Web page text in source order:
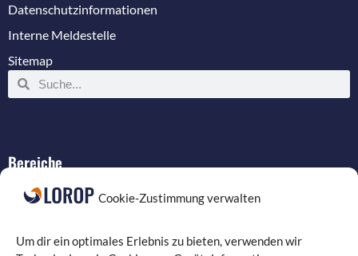
Cookie-Zustimmung verwalten
Um dir ein optimales Erlebnis zu bieten, verwenden wir
Bereiche
Verkabelung
Datenschutzinformationen
Interne Meldestelle
Sitemap